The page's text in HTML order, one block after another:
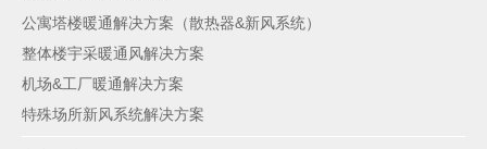
公寓塔楼暖通解决方案（散热器&新风系统）
整体楼宇采暖通风解决方案
机场&工厂暖通解决方案
特殊场所新风系统解决方案